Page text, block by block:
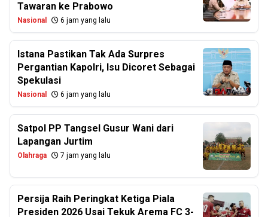
Tawaran ke Prabowo
Nasional 6 jam yang lalu
Istana Pastikan Tak Ada Surpres
Pergantian Kapolri, Isu Dicoret Sebagai
Spekulasi
Nasional 6 jam yang lalu
Satpol PP Tangsel Gusur Wani dari
Lapangan Jurtim
Olahraga 7 jam yang lalu
Persija Raih Peringkat Ketiga Piala
Presiden 2026 Usai Tekuk Arema FC 3-